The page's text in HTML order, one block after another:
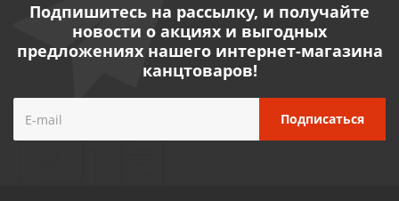
Подпишитесь на рассылку, и получайте
новости о акциях и выгодных
предложениях нашего интернет-магазина
канцтоваров!